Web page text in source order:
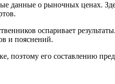
данные о рыночных ценах.
оспаривает
и пояснений.
поэтому его составлению